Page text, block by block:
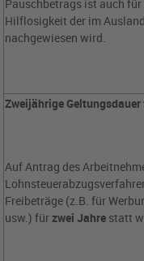
Pauschbetrags ist auch für
Hilflosigkeit der im
nachgewiesen wird.
Zweijährige
Auf Antrag des
Freibeträge (z.B. für
usw.) fürzwei Jahre statt